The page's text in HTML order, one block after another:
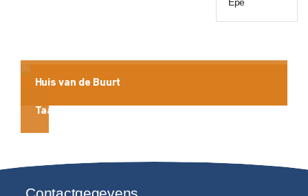
Epe
Huis van de Buurt
Taalactiviteiten